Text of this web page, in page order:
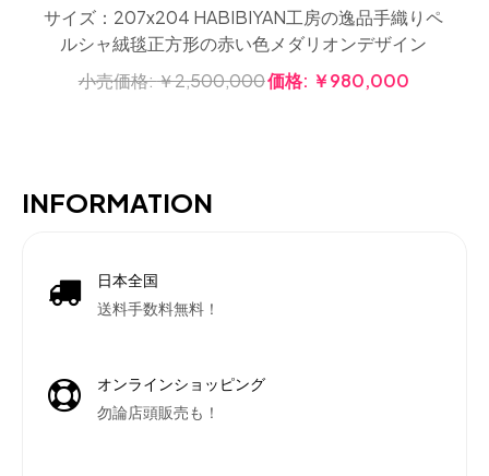
サイズ：207x204 HABIBIYAN工房の逸品手織りペ
ルシャ絨毯正方形の赤い色メダリオンデザイン
小売価格:￥2,500,000価格: ￥980,000
INFORMATION
日本全国
送料手数料無料！
オンラインショッピング
勿論店頭販売も！